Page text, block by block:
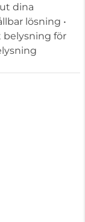
dina
lösning •
belysning för